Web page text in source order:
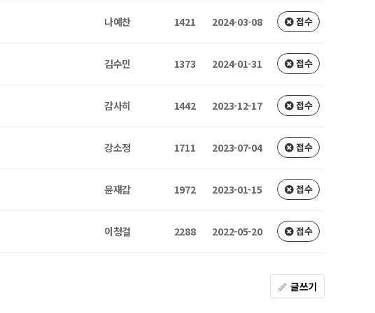
나예찬 1421 2024-03-08 접수
김수민 1373 2024-01-31 접수
감사히 1442 2023-12-17 접수
강소정 1711 2023-07-04 접수
윤재갑 1972 2023-01-15 접수
이청걸 2288 2022-05-20 접수
글쓰기